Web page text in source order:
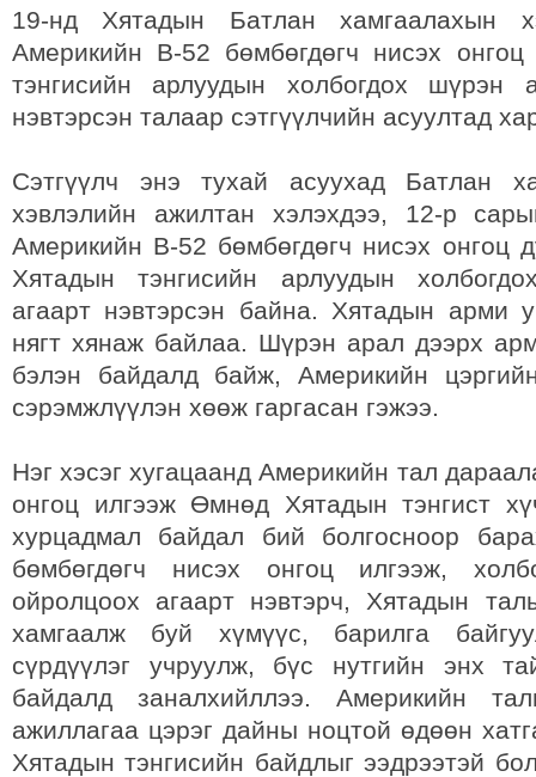
19-нд Хятадын Батлан хамгаалахын
Америкийн В-52 бөмбөгдөгч нисэх
тэнгисийн арлуудын холбогдох шүрэн
нэвтэрсэн талаар сэтгүүлчийн асуултад
Сэтгүүлч энэ тухай асуухад Батлан
хэвлэлийн ажилтан хэлэхдээ, 12-р
Америкийн В-52 бөмбөгдөгч нисэх онгоц
Хятадын тэнгисийн арлуудын
агаарт нэвтэрсэн байна. Хятадын арми
нягт хянаж байлаа. Шүрэн арал дээрх
бэлэн байдалд байж, Америкийн
сэрэмжлүүлэн хөөж гаргасан гэжээ.
Нэг хэсэг хугацаанд Америкийн тал
онгоц илгээж Өмнөд Хятадын тэнгист
хурцадмал байдал бий болгосноор
бөмбөгдөгч нисэх онгоц илгээж,
ойролцоох агаарт нэвтэрч, Хятадын
хамгаалж буй хүмүүс, барилга
сүрдүүлэг учруулж, бүс нутгийн энх
байдалд заналхийллээ. Америкийн
ажиллагаа цэрэг дайны ноцтой өдөөн
Хятадын тэнгисийн байдлыг ээдрээтэй